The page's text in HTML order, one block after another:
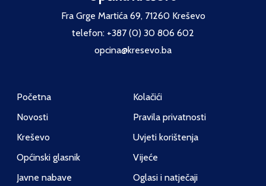
Fra Grge Martića 69, 71260 Kreševo
telefon: +387 (0) 30 806 602
opcina@kresevo.ba
Početna
Novosti
Kreševo
Općinski glasnik
Javne nabave
Kolačići
Pravila privatnosti
Uvjeti korištenja
Vijeće
Oglasi i natječaji